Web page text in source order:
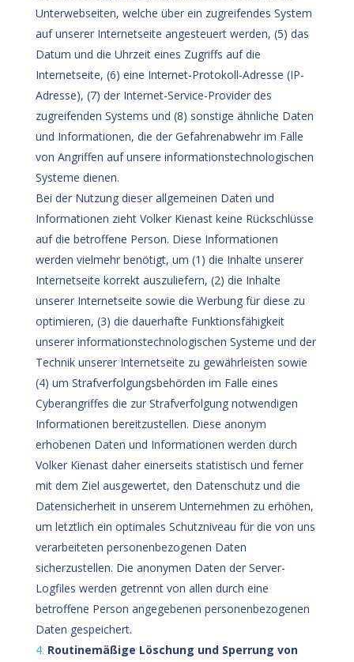
Unterwebseiten, welche über ein zugreifendes System
auf unserer Internetseite angesteuert werden, (5) das
Datum und die Uhrzeit eines Zugriffs auf die
Internetseite, (6) eine Internet-Protokoll-Adresse (IP-
Adresse), (7) der Internet-Service-Provider des
zugreifenden Systems und (8) sonstige ähnliche Daten
und Informationen, die der Gefahrenabwehr im Falle
von Angriffen auf unsere informationstechnologischen
Systeme dienen.
Bei der Nutzung dieser allgemeinen Daten und
Informationen zieht Volker Kienast keine Rückschlüsse
auf die betroffene Person. Diese Informationen
werden vielmehr benötigt, um (1) die Inhalte unserer
Internetseite korrekt auszuliefern, (2) die Inhalte
unserer Internetseite sowie die Werbung für diese zu
optimieren, (3) die dauerhafte Funktionsfähigkeit
unserer informationstechnologischen Systeme und der
Technik unserer Internetseite zu gewährleisten sowie
(4) um Strafverfolgungsbehörden im Falle eines
Cyberangriffes die zur Strafverfolgung notwendigen
Informationen bereitzustellen. Diese anonym
erhobenen Daten und Informationen werden durch
Volker Kienast daher einerseits statistisch und ferner
mit dem Ziel ausgewertet, den Datenschutz und die
Datensicherheit in unserem Unternehmen zu erhöhen,
um letztlich ein optimales Schutzniveau für die von uns
verarbeiteten personenbezogenen Daten
sicherzustellen. Die anonymen Daten der Server-
Logfiles werden getrennt von allen durch eine
betroffene Person angegebenen personenbezogenen
Daten gespeichert.
Routinemäßige Löschung und Sperrung von